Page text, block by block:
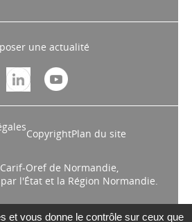
une actualité
CopyrightPlan du site
Oref de Normandie,
l'État et la Région Normandie.
et vous donne le contrôle sur ceux que